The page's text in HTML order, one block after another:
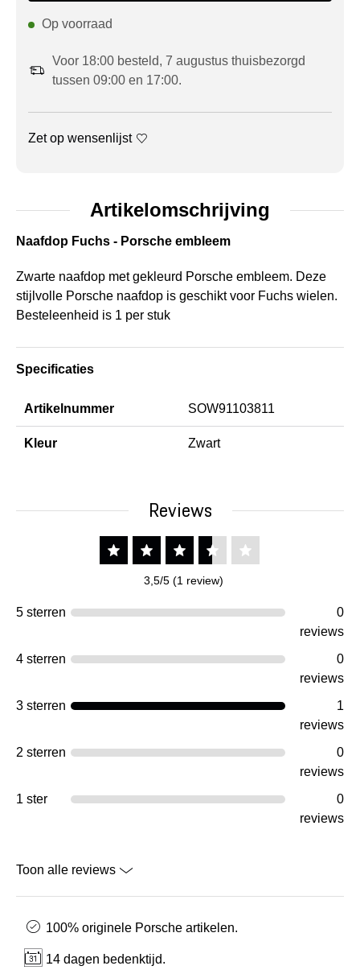
Op voorraad
Voor 18:00 besteld, 7 augustus thuisbezorgd
tussen 09:00 en 17:00.
Zet op wensenlijst
Artikelomschrijving
Naafdop Fuchs - Porsche embleem
Zwarte naafdop met gekleurd Porsche embleem. Deze
stijlvolle Porsche naafdop is geschikt voor Fuchs wielen.
Besteleenheid is 1 per stuk
Specificaties
Artikelnummer SOW91103811
Kleur Zwart
Reviews
3,5/5 (1 review)
5 sterren
0
reviews
4 sterren
0
reviews
3 sterren
1
reviews
2 sterren
0
reviews
1 ster
0
reviews
Toon alle reviews
100% originele Porsche artikelen.
14 dagen bedenktijd.